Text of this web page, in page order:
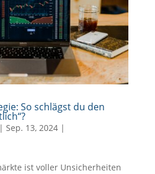
So schlägst du den
| Sep. 13, 2024|
ist voller Unsicherheiten